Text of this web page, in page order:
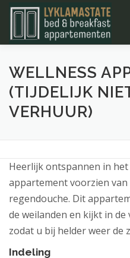
Ga
LYKLAMASTATE
TARIEVEN & BOEKEN
WELLNESS
(TIJDELIJK
VERHUUR)
Heerlijk ontspannen in
appartement voorzien
regendouche. Dit
de weilanden en kijkt in
zodat u bij helder weer de
Indeling